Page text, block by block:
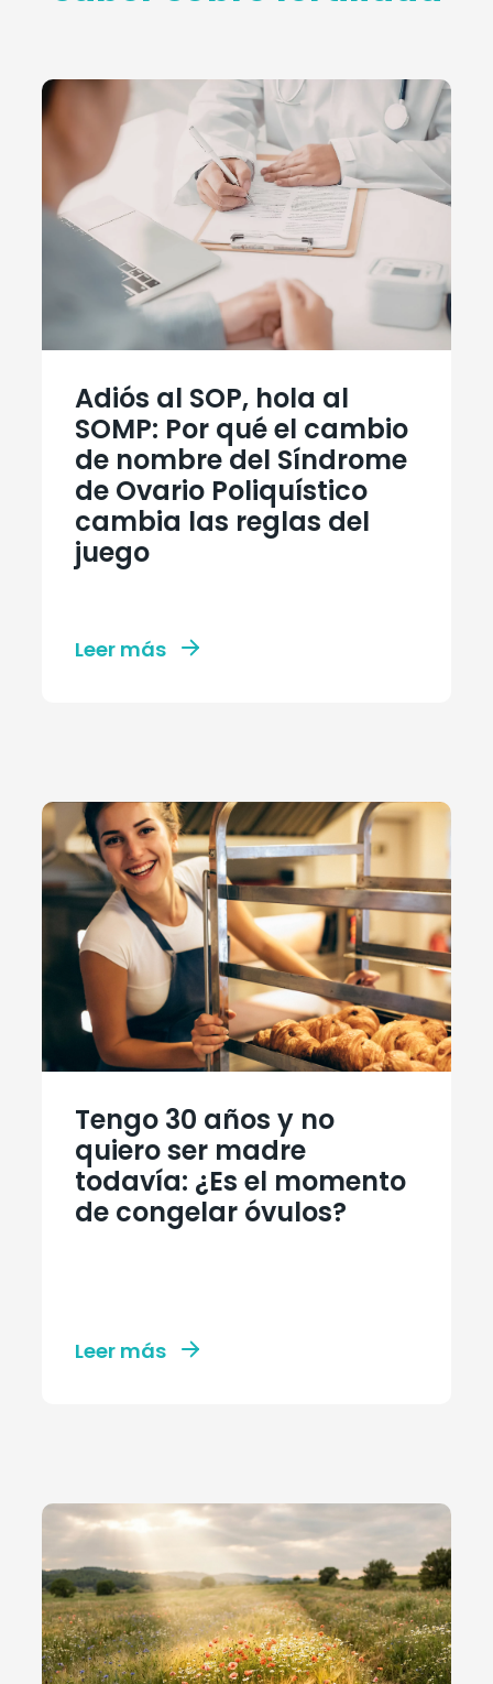
Adiós al SOP, hola al
SOMP: Por qué el cambio
de nombre del Síndrome
de Ovario Poliquístico
cambia las reglas del
juego
Leer más
Tengo 30 años y no
quiero ser madre
todavía: ¿Es el momento
de congelar óvulos?
Leer más